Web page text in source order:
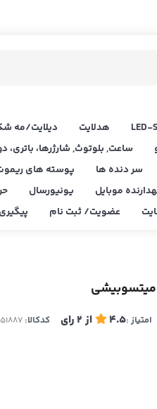
LED‌- هدلایت دیلایت/مه
ساعت, بلوتوث, شارژرها، باتری،
سر دنده ها پوسته های
موبایل یونیورسال
عضویت/ ثبت نام
میتسوبیشی
امتیاز :4.5 از 2رای کدکالا: